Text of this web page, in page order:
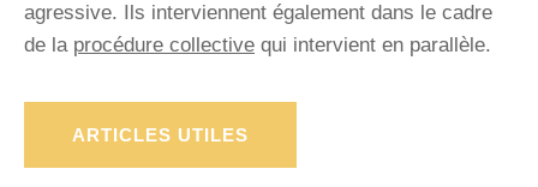
agressive. Ils interviennent également dans le cadre
de la procédure collective qui intervient en parallèle.
ARTICLES UTILES